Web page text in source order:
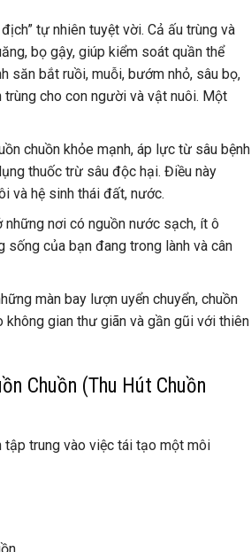
tự nhiên tuyệt vời. Cả ấu trùng và
bọ gậy, giúp kiểm soát quần thể
săn bắt ruồi, muỗi, bướm nhỏ, sâu bọ,
cho con người và vật nuôi. Một
chuồn khỏe mạnh, áp lực từ sâu bệnh
thuốc trừ sâu độc hại. Điều này
và hệ sinh thái đất, nước.
nơi có nguồn nước sạch, ít ô
sống của bạn đang trong lành và cân
màn bay lượn uyển chuyển, chuồn
không gian thư giãn và gần gũi với thiên
Chuồn (Thu Hút Chuồn
tập trung vào việc tái tạo một môi